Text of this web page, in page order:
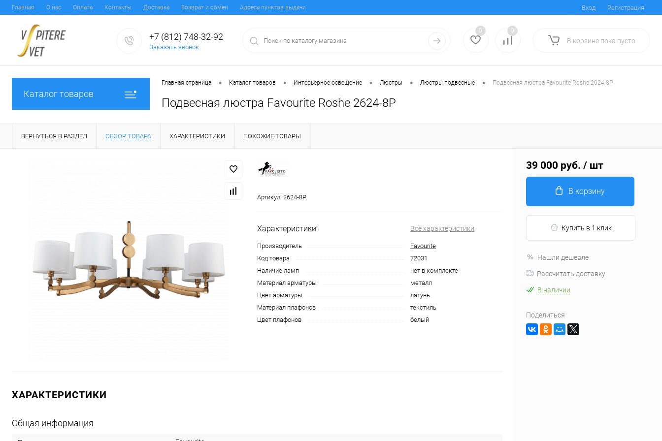
Главная О нас Оплата Контакты Доставка Возврат и обмен Адреса пунктов выдачи Вход Регистрация
+7 (812) 748-32-92
Заказать звонок
0 0
В корзине пока пусто
Каталог товаров
Главная страница • Каталог товаров • Интерьерное освещение • Люстры • Люстры подвесные • Подвесная люстра Favourite Roshe 2624-8P
Подвесная люстра Favourite Roshe 2624-8P
ВЕРНУТЬСЯ В РАЗДЕЛ ОБЗОР ТОВАРА ХАРАКТЕРИСТИКИ ПОХОЖИЕ ТОВАРЫ
Артикул: 2624-8P
Характеристики: Все характеристики
Производитель
Favourite
Код товара
72031
Наличие ламп
нет в комплекте
Материал арматуры
металл
Цвет арматуры
латунь
Материал плафонов
текстиль
Цвет плафонов
белый
ХАРАКТЕРИСТИКИ
Общая информация
39 000 руб. / шт
В корзину
Купить в 1 клик
Нашли дешевле
Рассчитать доставку
В наличии
Поделиться